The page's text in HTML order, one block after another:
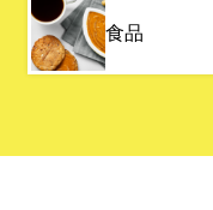
食品